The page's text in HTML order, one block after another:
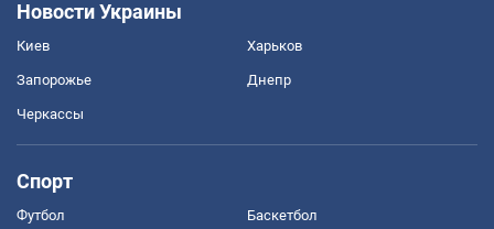
Новости Украины
Киев Харьков
Запорожье Днепр
Черкассы
Спорт
Футбол Баскетбол